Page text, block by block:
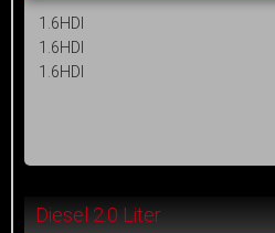
1.6HDI
1.6HDI
1.6HDI
Diesel 2.0 Liter